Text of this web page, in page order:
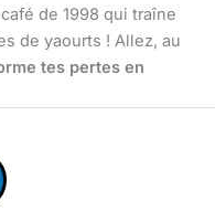
de 1998 qui traîne
de yaourts ! Allez, au
tes pertes en